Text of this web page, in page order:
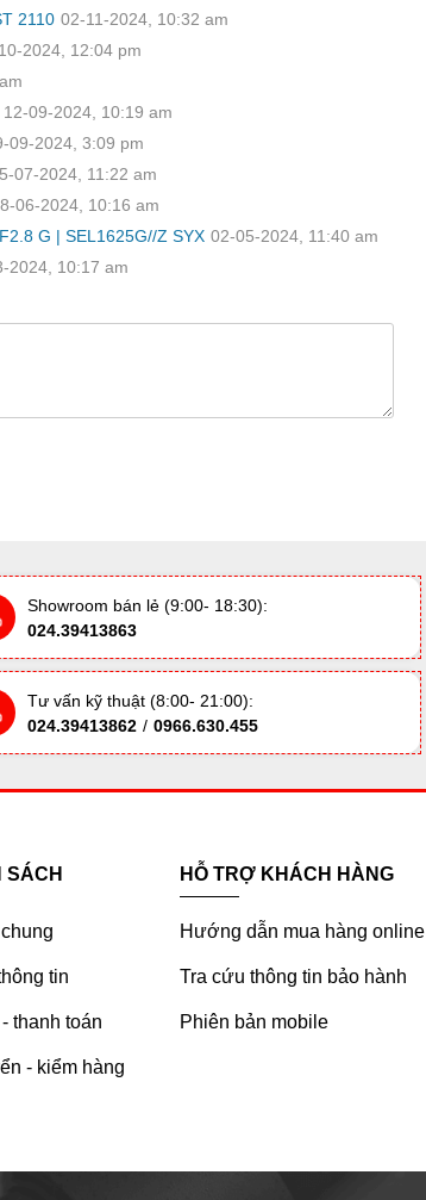
2110 02-11-2024, 10:32 am
2024, 12:04 pm
12-09-2024, 10:19 am
09-2024, 3:09 pm
07-2024, 11:22 am
06-2024, 10:16 am
G | SEL1625G//Z SYX 02-05-2024, 11:40 am
2024, 10:17 am
Showroom bán lẻ (9:00- 18:30):
024.39413863
Tư vấn kỹ thuật (8:00- 21:00):
024.39413862 / 0966.630.455
SÁCH
tin
thanh toán
- kiểm hàng
HỖ TRỢ KHÁCH HÀNG
Hướng dẫn mua hàng online
Tra cứu thông tin bảo hành
Phiên bản mobile